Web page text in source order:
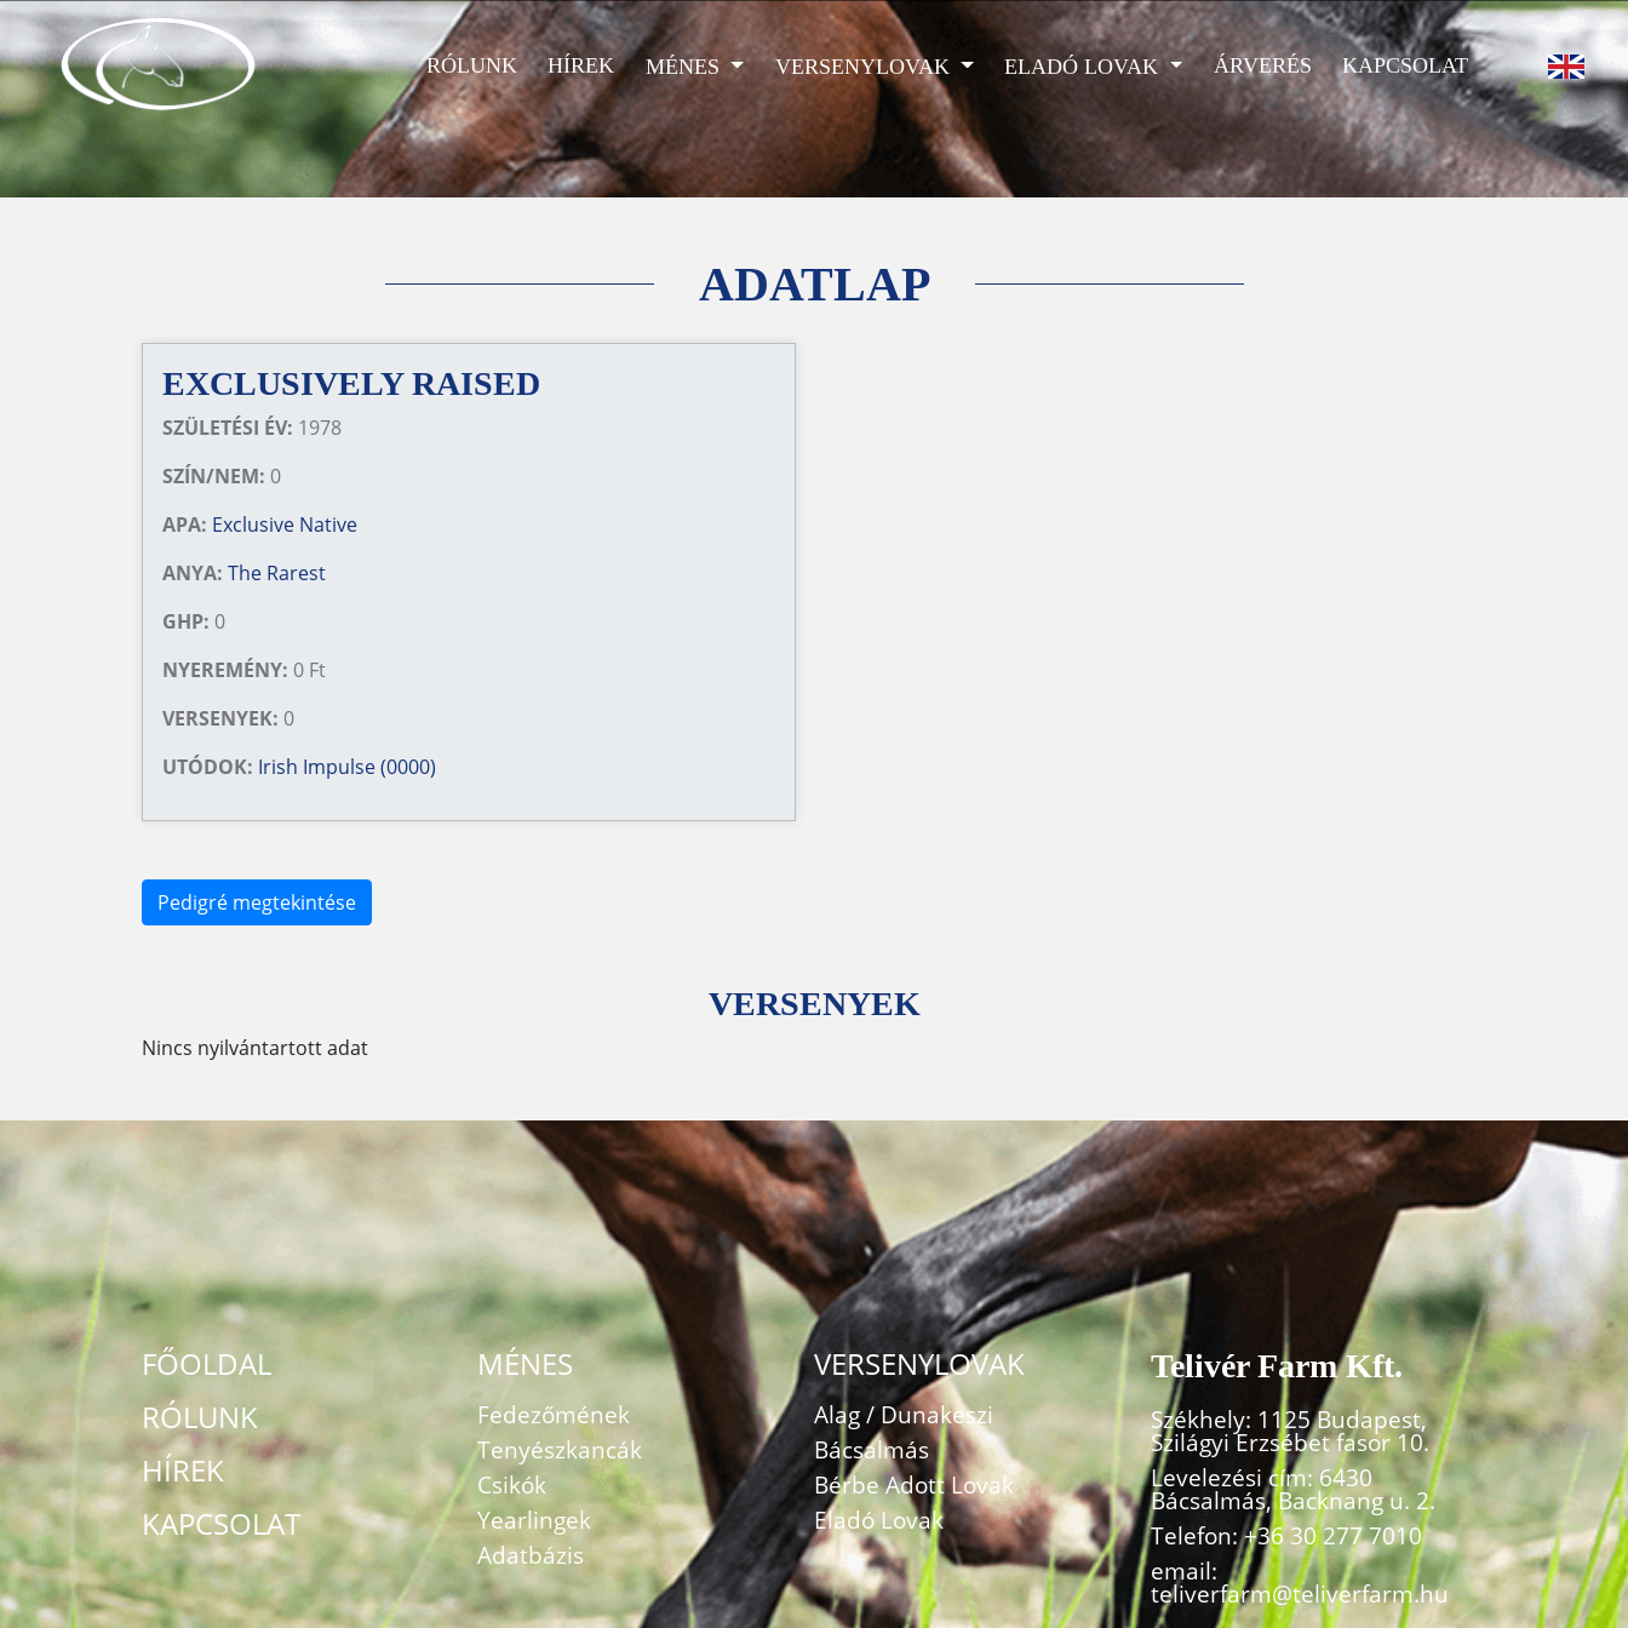
RÓLUNK HÍREK MÉNES VERSENYLOVAK ELADÓ LOVAK ÁRVERÉS KAPCSOLAT
ADATLAP
EXCLUSIVELY RAISED
SZÜLETÉSI ÉV: 1978
SZÍN/NEM: 0
APA: Exclusive Native
ANYA: The Rarest
GHP: 0
NYEREMÉNY: 0 Ft
VERSENYEK: 0
UTÓDOK: Irish Impulse (0000)
Pedigré megtekintése
VERSENYEK
Nincs nyilvántartott adat
FŐOLDAL
RÓLUNK
HÍREK
KAPCSOLAT
MÉNES
Fedezőmének
Tenyészkancák
Csikók
Yearlingek
Adatbázis
VERSENYLOVAK
Alag / Dunakeszi
Bácsalmás
Bérbe Adott Lovak
Eladó Lovak
Telivér Farm Kft.
Székhely: 1125 Budapest,
Szilágyi Erzsébet fasor 10.
Levelezési cím: 6430
Bácsalmás, Backnang u. 2.
Telefon:+36 30 277 7010
email:
teliverfarm@teliverfarm.hu